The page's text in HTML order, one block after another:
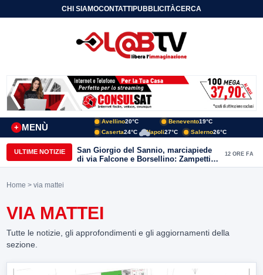
CHI SIAMOCONTATTIPUBBLICITÀCERCA
MENÙ
+
Avellino20°C Benevento19°C
Caserta24°C Napoli27°C Salerno26°C
ULTIME NOTIZIE
San Giorgio del Sannio, marciapiede
di via Falcone e Borsellino: Zampetti e
Lombardi replicano alle polemiche
12 ORE FA
Home > via mattei
VIA MATTEI
Tutte le notizie, gli approfondimenti e gli aggiornamenti della
sezione.